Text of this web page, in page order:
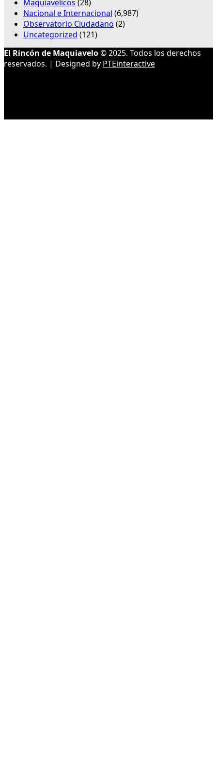
Maquiavélicos (28)
Nacional e Internacional (6,987)
Observatorio Ciudadano (2)
Uncategorized (121)
El Rincón de Maquiavelo© 2025. Todos los derechos
reservados. | Designed by PTEinteractive